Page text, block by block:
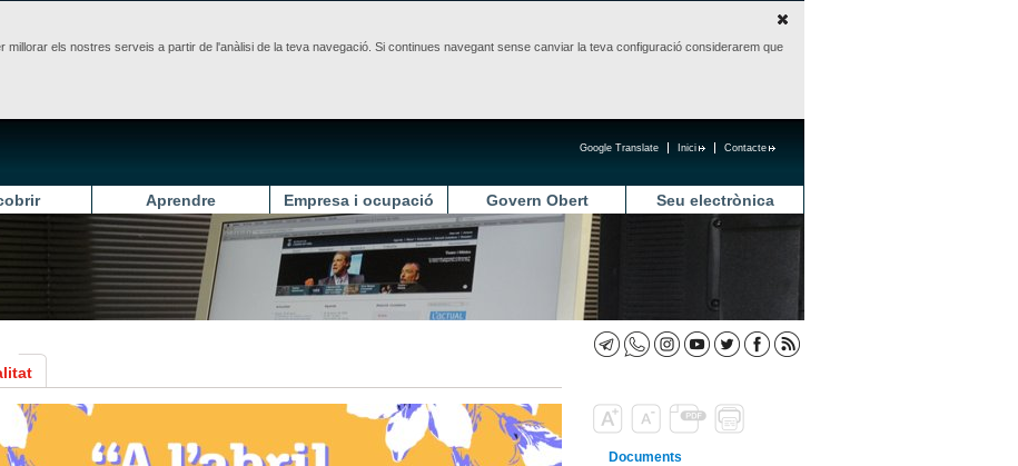
millorar els nostres serveis a partir de l'anàlisi de la teva navegació. Si continues navegant sense canviar la teva configuració considerarem que
Contacte
Inici
Google Translate
Aprendre Empresa i ocupació Govern Obert Seu electrònica
Documents